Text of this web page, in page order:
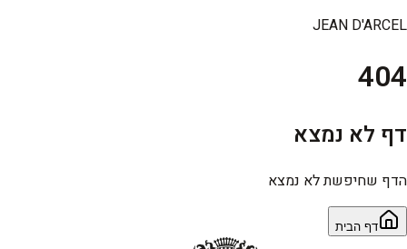
JEAN D'ARCEL
404
דף לא נמצא
הדף שחיפשת לא נמצא
דף הבית